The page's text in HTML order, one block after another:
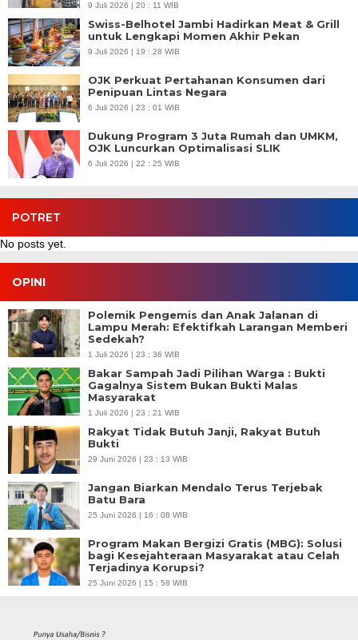
9 Juli 2026 | 20 : 11 WIB
Swiss-Belhotel Jambi Hadirkan Meat & Grill
untuk Lengkapi Momen Akhir Pekan
9 Juli 2026 | 19 : 28 WIB
OJK Perkuat Pertahanan Konsumen dari
Penipuan Lintas Negara
6 Juli 2026 | 23 : 01 WIB
Dukung Program 3 Juta Rumah dan UMKM,
OJK Luncurkan Optimalisasi SLIK
6 Juli 2026 | 22 : 25 WIB
POTRET
No posts yet.
OPINI
Polemik Pengemis dan Anak Jalanan di
Lampu Merah: Efektifkah Larangan Memberi
Sedekah?
1 Juli 2026 | 23 : 36 WIB
Bakar Sampah Jadi Pilihan Warga : Bukti
Gagalnya Sistem Bukan Bukti Malas
Masyarakat
1 Juli 2026 | 23 : 21 WIB
Rakyat Tidak Butuh Janji, Rakyat Butuh
Bukti
29 Juni 2026 | 23 : 13 WIB
Jangan Biarkan Mendalo Terus Terjebak
Batu Bara
25 Juni 2026 | 16 : 08 WIB
Program Makan Bergizi Gratis (MBG): Solusi
bagi Kesejahteraan Masyarakat atau Celah
Terjadinya Korupsi?
25 Juni 2026 | 15 : 58 WIB